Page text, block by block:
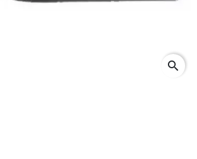
search